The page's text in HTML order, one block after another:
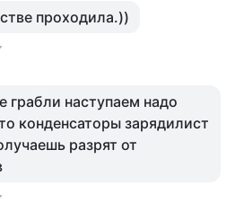
проходила.))
грабли наступаем надо
конденсаторы зарядилист
разрят от